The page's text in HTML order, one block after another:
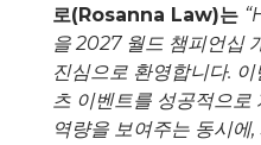
로(Rosanna Law)는
을2027 월드 챔피언십
진심으로 환영합니다. 이
츠 이벤트를 성공적으로
역량을 보여주는 동시에,